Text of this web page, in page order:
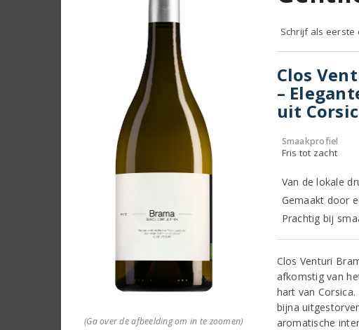
(Ga over de afbeelding om in te zoomen)
Schrijf als
Clos
–
uit
Smaakprofiel
Fris tot zacht
Van de lokale
Gemaakt door
Prachtig bij
Clos Venturi
afkomstig van
hart van
bijna
aromatische